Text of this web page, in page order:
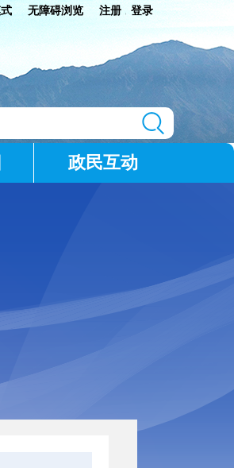
无障碍浏览 注册 登录
政民互动